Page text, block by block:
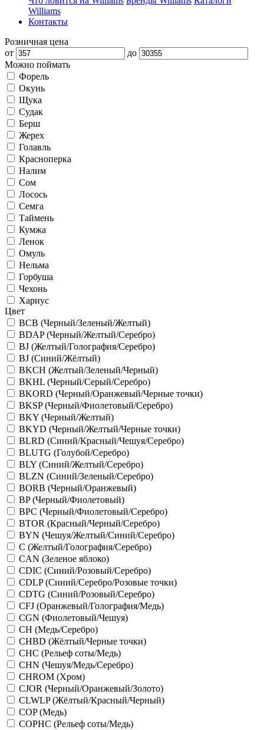
Williams
Контакты
Розничная цена
от
до
Можно поймать
Форель
Окунь
Щука
Судак
Берш
Жерех
Голавль
Красноперка
Налим
Сом
Лосось
Семга
Таймень
Кумжа
Ленок
Омуль
Нельма
Горбуша
Чехонь
Хариус
Цвет
BCB (Черный/Зеленый/Желтый)
BDAP (Черный/Желтый/Серебро)
BJ (Желтый/Голография/Серебро)
BJ (Синий/Жёлтый)
BKCH (Желтый/Зеленый/Черный)
BKHL (Черный/Серый/Серебро)
BKORD (Черный/Оранжевый/Черные точки)
BKSP (Черный/Фиолетовый/Серебро)
BKY (Черный/Желтый)
BKYD (Черный/Желтый/Черные точки)
BLRD (Синий/Красный/Чешуя/Серебро)
BLUTG (Голубой/Серебро)
BLY (Синий/Желтый/Серебро)
BLZN (Синий/Зеленый/Серебро)
BORB (Черный/Оранжевый)
BP (Черный/Фиолетовый)
BPC (Черный/Фиолетовый/Серебро)
BTOR (Красный/Черный/Серебро)
BYN (Чешуя/Желтый/Синий/Серебро)
C (Желтый/Голография/Серебро)
CAN (Зеленое яблоко)
CDIC (Синий/Розовый/Серебро)
CDLP (Синий/Серебро/Розовые точки)
CDTG (Синий/Розовый/Серебро)
CFJ (Оранжевый/Голография/Медь)
CGN (Фиолетовый/Чешуя)
CH (Медь/Серебро)
CHBD (Жёлтый/Черные точки)
CHC (Рельеф соты/Медь)
CHN (Чешуя/Медь/Серебро)
CHROM (Хром)
CJOR (Черный/Оранжевый/Золото)
CLWLP (Жёлтый/Красный/Черный)
COP (Медь)
COPHC (Рельеф соты/Медь)